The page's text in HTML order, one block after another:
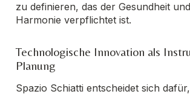
zu definieren, das der Gesundheit
Harmonie verpflichtet ist.
Technologische Innovation als
Planung
Spazio Schiatti entscheidet sich dafür,